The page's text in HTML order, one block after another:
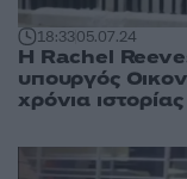
18:3305.07.24
Η Rachel
υπουργός
χρόνια